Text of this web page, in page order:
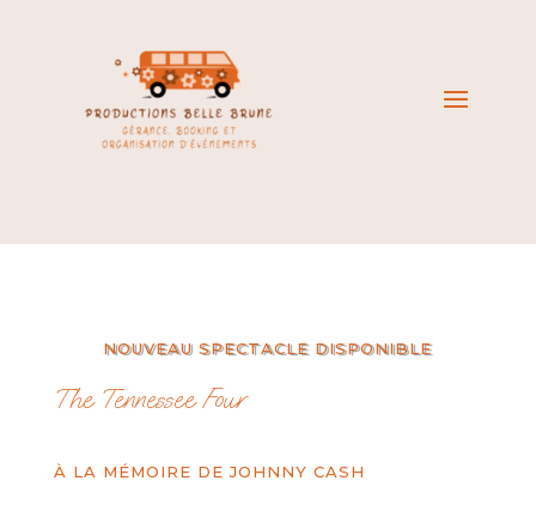
NOUVEAU SPECTACLE DISPONIBLE
The Tennessee Four
À LA MÉMOIRE DE JOHNNY CASH